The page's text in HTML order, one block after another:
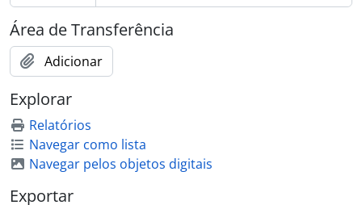
Área de Transferência
Adicionar
Explorar
Relatórios
Navegar como lista
Navegar pelos objetos digitais
Exportar